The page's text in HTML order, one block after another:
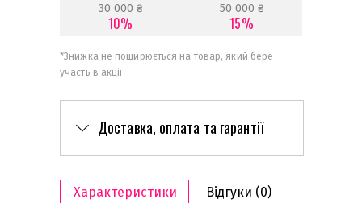
30 000 ₴
10%
50 000 ₴
15%
*Знижка не поширюється на товар, який бере
участь в акції
Доставка, оплата та гарантії
Характеристики Відгуки (0)